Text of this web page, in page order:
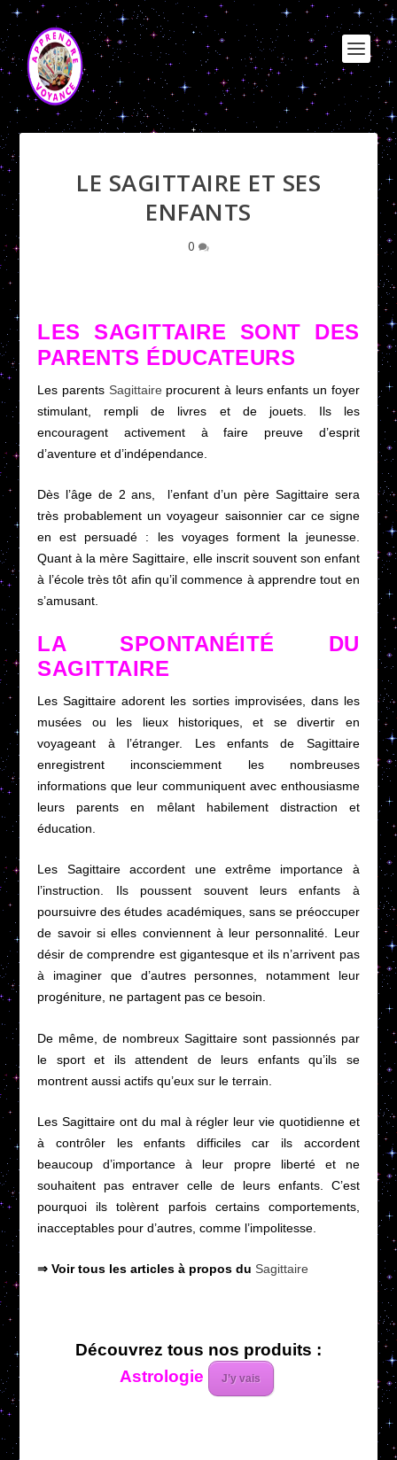
LE SAGITTAIRE ET SES
ENFANTS
0
LES SAGITTAIRE SONT DES
PARENTS ÉDUCATEURS
Les parents Sagittaire procurent à leurs enfants un foyer
stimulant, rempli de livres et de jouets. Ils les
encouragent activement à faire preuve d’esprit
d’aventure et d’indépendance.
Dès l’âge de 2 ans, l’enfant d’un père Sagittaire sera
très probablement un voyageur saisonnier car ce signe
en est persuadé : les voyages forment la jeunesse.
Quant à la mère Sagittaire, elle inscrit souvent son enfant
à l’école très tôt afin qu’il commence à apprendre tout en
s’amusant.
LA SPONTANÉITÉ DU
SAGITTAIRE
Les Sagittaire adorent les sorties improvisées, dans les
musées ou les lieux historiques, et se divertir en
voyageant à l’étranger. Les enfants de Sagittaire
enregistrent inconsciemment les nombreuses
informations que leur communiquent avec enthousiasme
leurs parents en mêlant habilement distraction et
éducation.
Les Sagittaire accordent une extrême importance à
l’instruction. Ils poussent souvent leurs enfants à
poursuivre des études académiques, sans se préoccuper
de savoir si elles conviennent à leur personnalité. Leur
désir de comprendre est gigantesque et ils n’arrivent pas
à imaginer que d’autres personnes, notamment leur
progéniture, ne partagent pas ce besoin.
De même, de nombreux Sagittaire sont passionnés par
le sport et ils attendent de leurs enfants qu’ils se
montrent aussi actifs qu’eux sur le terrain.
Les Sagittaire ont du mal à régler leur vie quotidienne et
à contrôler les enfants difficiles car ils accordent
beaucoup d’importance à leur propre liberté et ne
souhaitent pas entraver celle de leurs enfants. C’est
pourquoi ils tolèrent parfois certains comportements,
inacceptables pour d’autres, comme l’impolitesse.
⇒ Voir tous les articles à propos du Sagittaire
Découvrez tous nos produits :
Astrologie
J’y vais